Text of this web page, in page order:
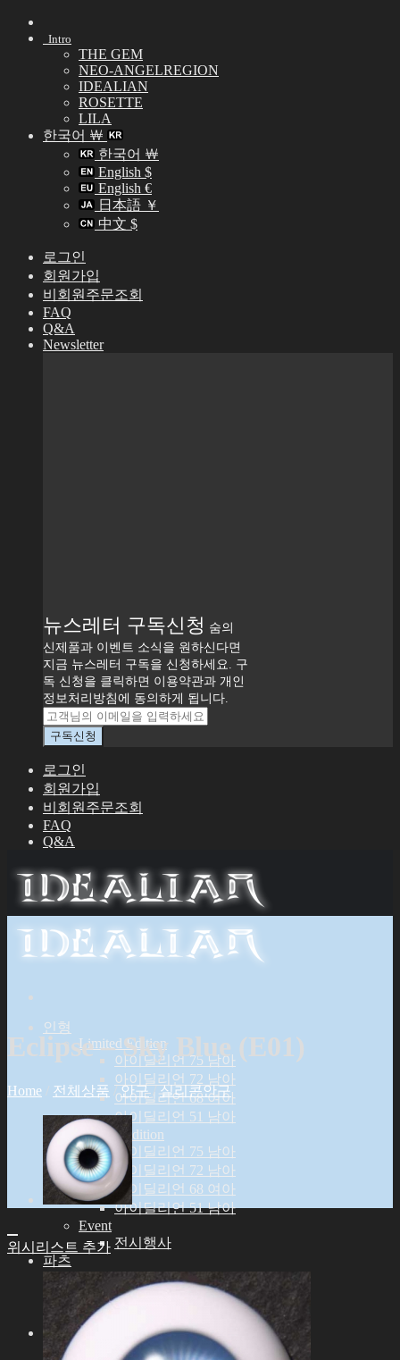
Skip
Intro
THE GEM
NEO-ANGELREGION
IDEALIAN
ROSETTE
LILA
한국어 ￦
한국어 ￦
English $
English €
日本語 ￥
中文 $
로그인
회원가입
비회원주문조회
FAQ
Q&A
Newsletter
뉴스레터 구독신청 숨의
신제품과 이벤트 소식을 원하신다면
지금 뉴스레터 구독을 신청하세요. 구
독 신청을 클릭하면 이용약관과 개인
정보처리방침에 동의하게 됩니다.
로그인
회원가입
비회원주문조회
FAQ
Q&A
인형
Limited Edition
아이딜리언 75 남아
아이딜리언 72 남아
아이딜리언 68 여아
아이딜리언 51 남아
Special Edition
아이딜리언 75 남아
아이딜리언 72 남아
아이딜리언 68 여아
아이딜리언 51 남아
Event
전시행사
파츠
아이딜리언 72/75 남아
아이딜리언 68 여아
아이딜리언 51 남아
안구
기간한정안구
Eclipse – Sky Blue (E01)
Home 전체상품 / 안구 / 실리콘안구
위시리스트 추가